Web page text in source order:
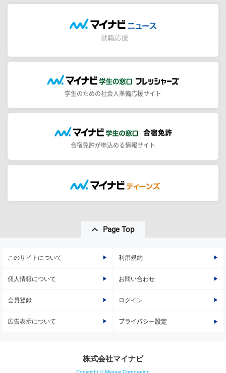
学生のための社会人準備応援サイト
合宿免許が申込める情報サイト
Page Top
このサイトについて 利用規約
個人情報について お問い合わせ
会員登録 ログイン
広告表示について プライバシー設定
株式会社マイナビ
Copyright © Mynavi Corporation